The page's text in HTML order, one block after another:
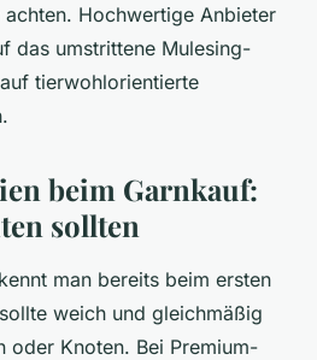
Hochwertige Anbieter
das umstrittene Mulesing-
tierwohlorientierte
beim Garnkauf:
sollten
man bereits beim ersten
sollte weich und gleichmäßig
oder Knoten. Bei Premium-